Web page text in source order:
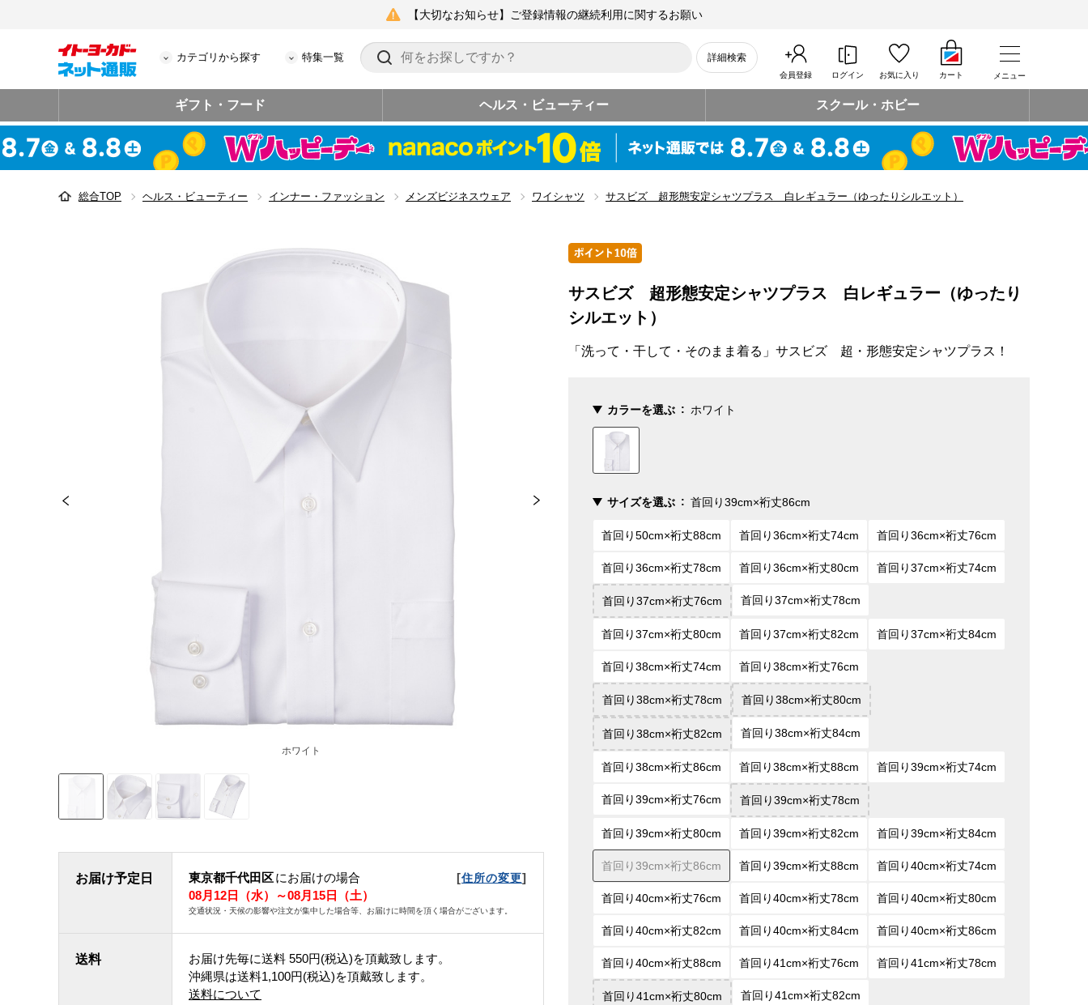
【大切なお知らせ】ご登録情報の継続利用に関するお願い
カテゴリから探す 特集一覧 詳細検索
会員登録 ログイン お気に入り カート メニュー
ギフト・フード ヘルス・ビューティー スクール・ホビー
総合TOP ヘルス・ビューティー インナー・ファッション メンズビジネスウェア ワイシャツ サスビズ 超形態安定シャツプラス 白レギュラー（ゆったりシルエット）
ホワイト
お届け予定日 東京都千代田区にお届けの場合 [住所の変更]
08月12日（水）～08月15日（土）
交通状況・天候の影響や注文が集中した場合等、お届けに時間を頂く場合がございます。
送料 お届け先毎に送料 550円(税込)を頂戴致します。
沖縄県は送料1,100円(税込)を頂戴致します。
送料について
サスビズ 超形態安定シャツプラス 白レギュラー（ゆったり
シルエット）
「洗って・干して・そのまま着る」サスビズ 超・形態安定シャツプラス！
カラーを選ぶ ホワイト
サイズを選ぶ 首回り39cm×裄丈86cm
首回り50cm×裄丈88cm 首回り36cm×裄丈74cm 首回り36cm×裄丈76cm
首回り36cm×裄丈78cm 首回り36cm×裄丈80cm 首回り37cm×裄丈74cm
首回り37cm×裄丈76cm 首回り37cm×裄丈78cm
首回り37cm×裄丈80cm 首回り37cm×裄丈82cm 首回り37cm×裄丈84cm
首回り38cm×裄丈74cm 首回り38cm×裄丈76cm
首回り38cm×裄丈78cm 首回り38cm×裄丈80cm
首回り38cm×裄丈82cm 首回り38cm×裄丈84cm
首回り38cm×裄丈86cm 首回り38cm×裄丈88cm 首回り39cm×裄丈74cm
首回り39cm×裄丈76cm 首回り39cm×裄丈78cm
首回り39cm×裄丈80cm 首回り39cm×裄丈82cm 首回り39cm×裄丈84cm
首回り39cm×裄丈86cm 首回り39cm×裄丈88cm 首回り40cm×裄丈74cm
首回り40cm×裄丈76cm 首回り40cm×裄丈78cm 首回り40cm×裄丈80cm
首回り40cm×裄丈82cm 首回り40cm×裄丈84cm 首回り40cm×裄丈86cm
首回り40cm×裄丈88cm 首回り41cm×裄丈76cm 首回り41cm×裄丈78cm
首回り41cm×裄丈80cm 首回り41cm×裄丈82cm